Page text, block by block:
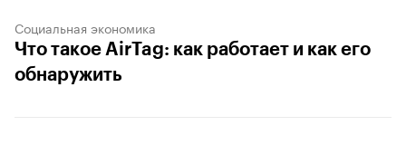
Социальная экономика
Что такое AirTag: как работает и как его
обнаружить